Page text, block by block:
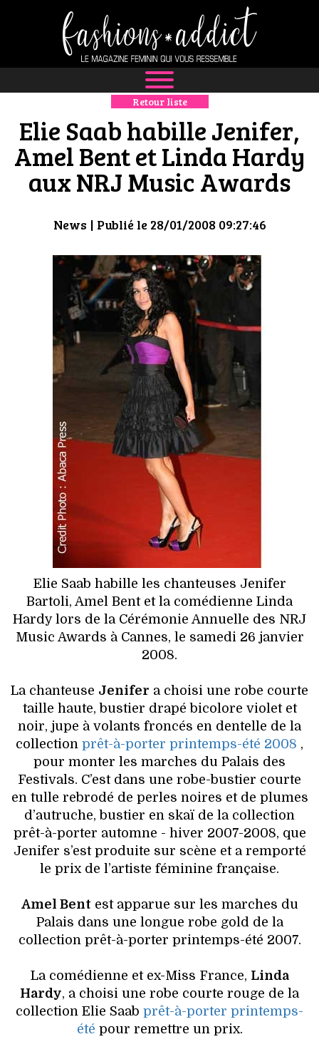
NEWS
MODE
LUXE
DÉFILÉS
BOUTIQUE
CULTURE
HIGH TECH
MAISON
AUTO
LIEUX TENDANCES
BEAUTÉ
MODE DE RUE
JEUNES CRÉATEURS
HISTOIRE DES MARQUES
DÉCO
VOYAGES & LOISIRS
Retour liste
Elie Saab habille Jenifer,
Amel Bent et Linda Hardy
aux NRJ Music Awards
News | Publié le 28/01/2008 09:27:46
Elie Saab habille les chanteuses Jenifer
Bartoli, Amel Bent et la comédienne Linda
Hardy lors de la Cérémonie Annuelle des NRJ
Music Awards à Cannes, le samedi 26 janvier
2008.
La chanteuse Jenifer a choisi une robe courte
taille haute, bustier drapé bicolore violet et
noir, jupe à volants froncés en dentelle de la
collection prêt-à-porter printemps-été 2008 ,
pour monter les marches du Palais des
Festivals. C’est dans une robe-bustier courte
en tulle rebrodé de perles noires et de plumes
d’autruche, bustier en skaï de la collection
prêt-à-porter automne - hiver 2007-2008, que
Jenifer s’est produite sur scène et a remporté
le prix de l’artiste féminine française.
Amel Bent est apparue sur les marches du
Palais dans une longue robe gold de la
collection prêt-à-porter printemps-été 2007.
La comédienne et ex-Miss France, Linda
Hardy, a choisi une robe courte rouge de la
collection Elie Saab prêt-à-porter printemps-
été pour remettre un prix.